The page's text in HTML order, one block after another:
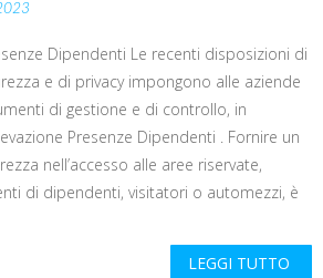
Dipendenti Le recenti disposizioni di
e di privacy impongono alle aziende
di gestione e di controllo, in
Presenze Dipendenti . Fornire un
nell’accesso alle aree riservate,
di dipendenti, visitatori o automezzi, è
LEGGI TUTTO